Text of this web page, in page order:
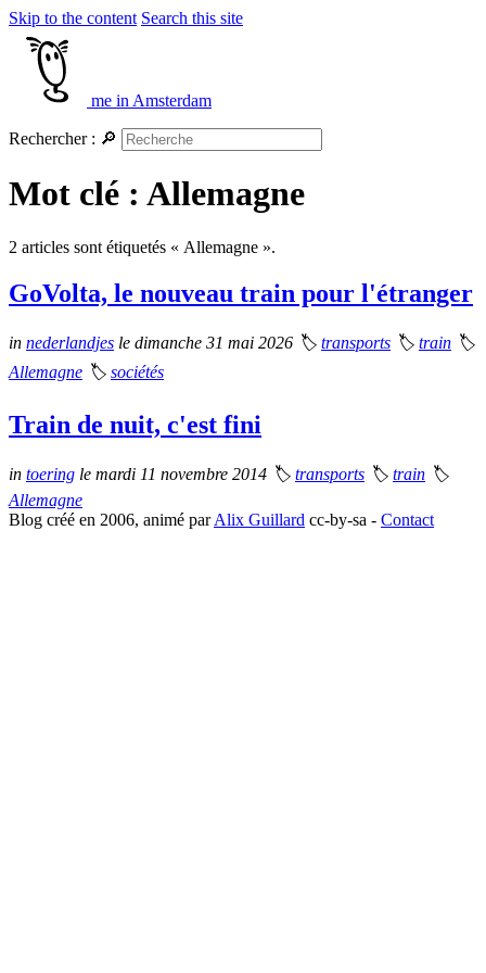
Skip to the content Search this site
me in Amsterdam
Rechercher : 🔎
Mot clé : Allemagne
2 articles sont étiquetés « Allemagne ».
GoVolta, le nouveau train pour l'étranger
in nederlandjes le dimanche 31 mai 2026 🏷 transports 🏷 train 🏷
Allemagne 🏷 sociétés
Train de nuit, c'est fini
in toering le mardi 11 novembre 2014 🏷 transports 🏷 train 🏷
Allemagne
Blog créé en 2006, animé parAlix Guillard cc-by-sa - Contact